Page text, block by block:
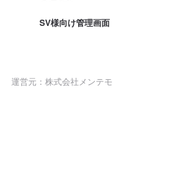
SV様向け管理画面
運営元：株式会社メンテモ